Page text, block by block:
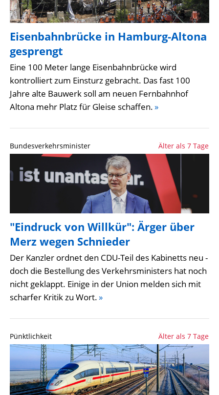
Eisenbahnbrücke in Hamburg-Altona
gesprengt
Eine 100 Meter lange Eisenbahnbrücke wird
kontrolliert zum Einsturz gebracht. Das fast 100
Jahre alte Bauwerk soll am neuen Fernbahnhof
Altona mehr Platz für Gleise schaffen.»
Bundesverkehrsminister Älter als 7 Tage
"Eindruck von Willkür": Ärger über
Merz wegen Schnieder
Der Kanzler ordnet den CDU-Teil des Kabinetts neu -
doch die Bestellung des Verkehrsministers hat noch
nicht geklappt. Einige in der Union melden sich mit
scharfer Kritik zu Wort.»
Pünktlichkeit Älter als 7 Tage